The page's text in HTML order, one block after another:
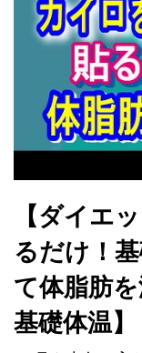
【ダイエ
るだけ！
て体脂肪
基礎体温】